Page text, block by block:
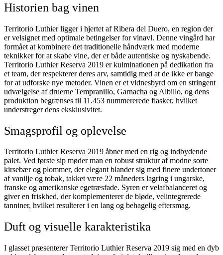
Historien bag vinen
Territorio Luthier ligger i hjertet af Ribera del Duero, en region der
er velsignet med optimale betingelser for vinavl. Denne vingård har
formået at kombinere det traditionelle håndværk med moderne
teknikker for at skabe vine, der er både autentiske og nyskabende.
Territorio Luthier Reserva 2019 er kulminationen på dedikation fra
et team, der respekterer deres arv, samtidig med at de ikke er bange
for at udforske nye metoder. Vinen er et vidnesbyrd om en stringent
udvælgelse af druerne Tempranillo, Garnacha og Albillo, og dens
produktion begrænses til 11.453 nummererede flasker, hvilket
understreger dens eksklusivitet.
Smagsprofil og oplevelse
Territorio Luthier Reserva 2019 åbner med en rig og indbydende
palet. Ved første sip møder man en robust struktur af modne sorte
kirsebær og plommer, der elegant blander sig med finere undertoner
af vanilje og tobak, takket være 22 måneders lagring i ungarske,
franske og amerikanske egetræsfade. Syren er velafbalanceret og
giver en friskhed, der komplementerer de bløde, velintegrerede
tanniner, hvilket resulterer i en lang og behagelig eftersmag.
Duft og visuelle karakteristika
I glasset præsenterer Territorio Luthier Reserva 2019 sig med en dyb